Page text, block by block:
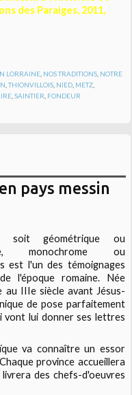
des Paraiges, 2011,
LORRAINE, NOS TRADITIONS, NOTRE
,THIONVILLOIS NIED METZ
,SAINTIER FONDEUR
pays messin
soit géométrique ou
monochrome ou
est l'un des témoignages
l'époque romaine. Née
au IIIe siècle avant Jésus-
de pose parfaitement
vont lui donner ses lettres
va connaître un essor
province accueillera
des chefs-d'oeuvres